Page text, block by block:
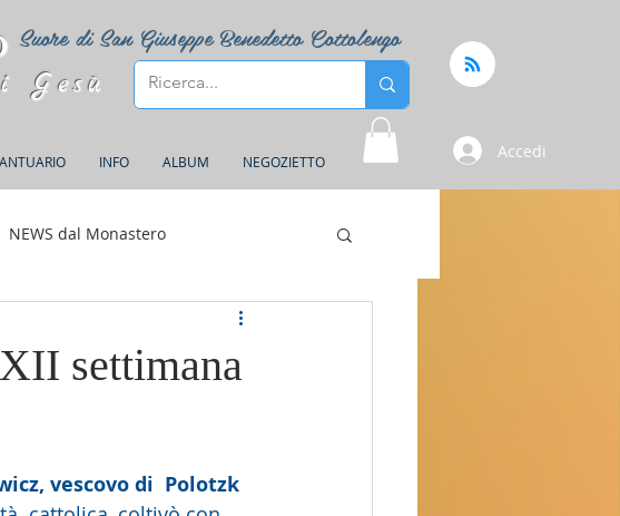
Suore di San Giuseppe Benedetto Cottolengo
Gesù
INFO ALBUM NEGOZIETTO
Accedi
NEWS dal Monastero
settimana
vescovo di  Polotzk